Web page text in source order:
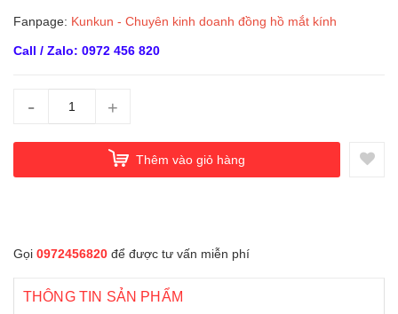
Fanpage: Kunkun - Chuyên kinh doanh đồng hồ mắt kính
Call / Zalo: 0972 456 820
- +
Thêm vào giỏ hàng
Gọi 0972456820 để được tư vấn miễn phí
THÔNG TIN SẢN PHẨM